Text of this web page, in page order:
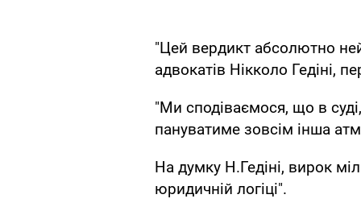
"Цей вердикт абсолютно
адвокатів Нікколо Гедіні,
"Ми сподіваємося, що в
пануватиме зовсім інша
На думку Н.Гедіні, вирок
юридичній логіці".